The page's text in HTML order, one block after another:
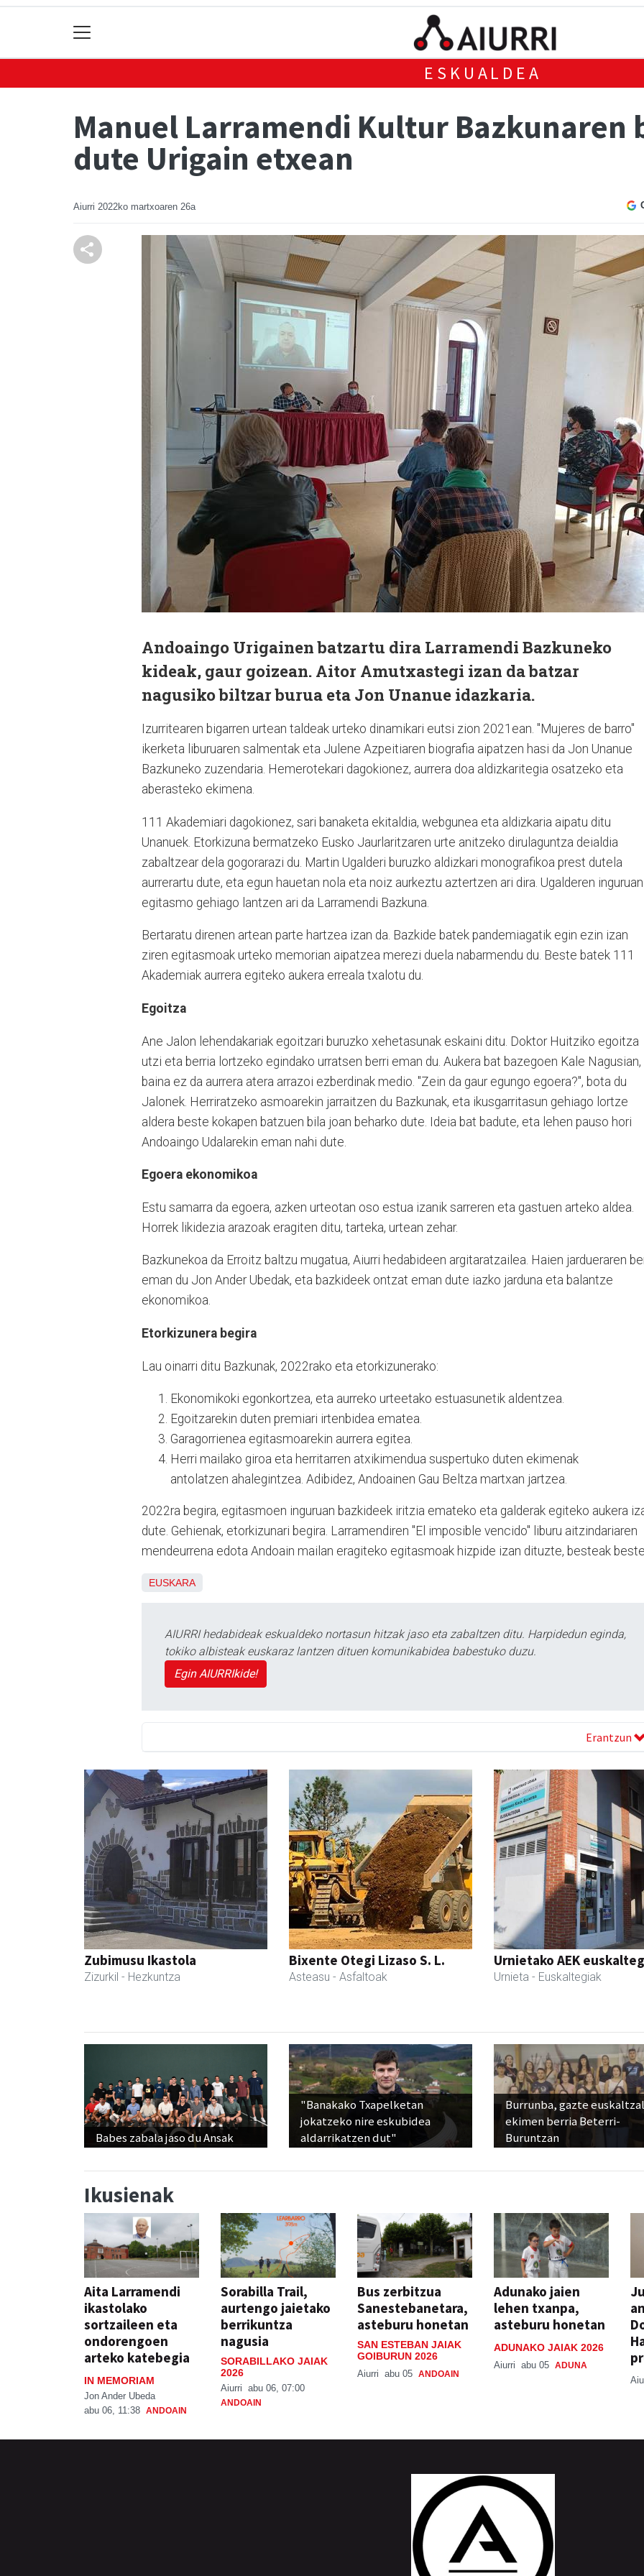
ESKUALDEA
Manuel Larramendi Kultur Bazkunaren
dute Urigain etxean
Aiurri 2022ko martxoaren 26a
Andoaingo Urigainen batzartu dira Larramendi Bazkuneko
kideak, gaur goizean. Aitor Amutxastegi izan da batzar
nagusiko biltzar burua eta Jon Unanue idazkaria.
Izurritearen bigarren urtean taldeak urteko dinamikari eutsi zion 2021ean. "Mujeres de barro"
ikerketa liburuaren salmentak eta Julene Azpeitiaren biografia aipatzen hasi da Jon Unanue
Bazkuneko zuzendaria. Hemerotekari dagokionez, aurrera doa aldizkaritegia osatzeko eta
aberasteko ekimena.
111 Akademiari dagokionez, sari banaketa ekitaldia, webgunea eta aldizkaria aipatu ditu
Unanuek. Etorkizuna bermatzeko Eusko Jaurlaritzaren urte anitzeko dirulaguntza deialdia
zabaltzear dela gogorarazi du. Martin Ugalderi buruzko aldizkari monografikoa prest dutela
aurrerartu dute, eta egun hauetan nola eta noiz aurkeztu aztertzen ari dira. Ugalderen inguruan
egitasmo gehiago lantzen ari da Larramendi Bazkuna.
Bertaratu direnen artean parte hartzea izan da. Bazkide batek pandemiagatik egin ezin izan
ziren egitasmoak urteko memorian aipatzea merezi duela nabarmendu du. Beste batek 111
Akademiak aurrera egiteko aukera erreala txalotu du.
Egoitza
Ane Jalon lehendakariak egoitzari buruzko xehetasunak eskaini ditu. Doktor Huitziko egoitza
utzi eta berria lortzeko egindako urratsen berri eman du. Aukera bat bazegoen Kale Nagusian,
baina ez da aurrera atera arrazoi ezberdinak medio. "Zein da gaur egungo egoera?", bota du
Jalonek. Herriratzeko asmoarekin jarraitzen du Bazkunak, eta ikusgarritasun gehiago lortze
aldera beste kokapen batzuen bila joan beharko dute. Ideia bat badute, eta lehen pauso hori
Andoaingo Udalarekin eman nahi dute.
Egoera ekonomikoa
Estu samarra da egoera, azken urteotan oso estua izanik sarreren eta gastuen arteko aldea.
Horrek likidezia arazoak eragiten ditu, tarteka, urtean zehar.
Bazkunekoa da Erroitz baltzu mugatua, Aiurri hedabideen argitaratzailea. Haien jardueraren
eman du Jon Ander Ubedak, eta bazkideek ontzat eman dute iazko jarduna eta balantze
ekonomikoa.
Etorkizunera begira
Lau oinarri ditu Bazkunak, 2022rako eta etorkizunerako:
Ekonomikoki egonkortzea, eta aurreko urteetako estuasunetik aldentzea.
Egoitzarekin duten premiari irtenbidea ematea.
Garagorrienea egitasmoarekin aurrera egitea.
Herri mailako giroa eta herritarren atxikimendua suspertuko duten ekimenak
antolatzen ahalegintzea. Adibidez, Andoainen Gau Beltza martxan jartzea.
2022ra begira, egitasmoen inguruan bazkideek iritzia emateko eta galderak egiteko aukera
dute. Gehienak, etorkizunari begira. Larramendiren "El imposible vencido" liburu aitzindariaren
mendeurrena edota Andoain mailan eragiteko egitasmoak hizpide izan dituzte, besteak
EUSKARA
AIURRI hedabideak eskualdeko nortasun hitzak jaso eta zabaltzen ditu. Harpidedun eginda,
tokiko albisteak euskaraz lantzen dituen komunikabidea babestuko duzu.
Egin AIURRIkide!
Erantzun
Zubimusu Ikastola
Zizurkil - Hezkuntza
Bixente Otegi Lizaso S. L.
Asteasu - Asfaltoak
Urnietako AEK
Urnieta - Euskaltegiak
Babes zabala jaso du Ansak
"Banakako Txapelketan
jokatzeko nire eskubidea
aldarrikatzen dut"
Burrunba, gazte
ekimen berria Beterri-
Buruntzan
Ikusienak
Aita Larramendi
ikastolako
sortzaileen eta
ondorengoen
arteko katebegia
IN MEMORIAM
Jon Ander Ubeda
abu 06, 11:38 ANDOAIN
Sorabilla Trail,
aurtengo jaietako
berrikuntza
nagusia
SORABILLAKO JAIAK
2026
Aiurri abu 06, 07:00
ANDOAIN
Bus zerbitzua
Sanestebanetara,
asteburu honetan
SAN ESTEBAN JAIAK
GOIBURUN 2026
Aiurri abu 05 ANDOAIN
Adunako jaien
lehen txanpa,
asteburu honetan
ADUNAKO JAIAK 2026
Aiurri abu 05 ADUNA